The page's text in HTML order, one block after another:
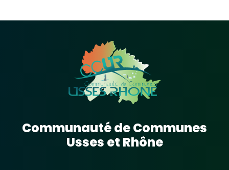
Communauté de Communes
Usses et Rhône